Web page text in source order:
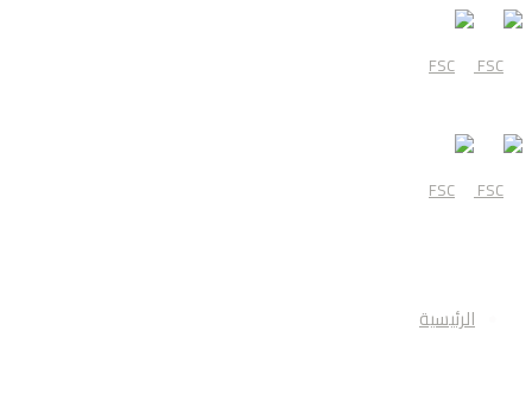
الرئيسية